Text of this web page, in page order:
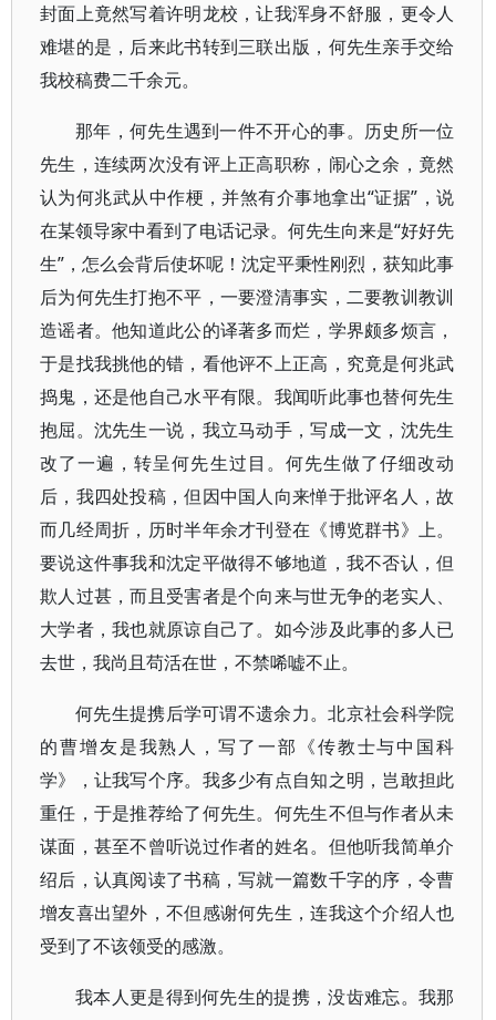
封面上竟然写着许明龙校，让我浑身不舒服，更令人
难堪的是，后来此书转到三联出版，何先生亲手交给
我校稿费二千余元。
那年，何先生遇到一件不开心的事。历史所一位
先生，连续两次没有评上正高职称，闹心之余，竟然
认为何兆武从中作梗，并煞有介事地拿出“证据”，说
在某领导家中看到了电话记录。何先生向来是“好好先
生”，怎么会背后使坏呢！沈定平秉性刚烈，获知此事
后为何先生打抱不平，一要澄清事实，二要教训教训
造谣者。他知道此公的译著多而烂，学界颇多烦言，
于是找我挑他的错，看他评不上正高，究竟是何兆武
捣鬼，还是他自己水平有限。我闻听此事也替何先生
抱屈。沈先生一说，我立马动手，写成一文，沈先生
改了一遍，转呈何先生过目。何先生做了仔细改动
后，我四处投稿，但因中国人向来惮于批评名人，故
而几经周折，历时半年余才刊登在《博览群书》上。
要说这件事我和沈定平做得不够地道，我不否认，但
欺人过甚，而且受害者是个向来与世无争的老实人、
大学者，我也就原谅自己了。如今涉及此事的多人已
去世，我尚且苟活在世，不禁唏嘘不止。
何先生提携后学可谓不遗余力。北京社会科学院
的曹增友是我熟人，写了一部《传教士与中国科
学》，让我写个序。我多少有点自知之明，岂敢担此
重任，于是推荐给了何先生。何先生不但与作者从未
谋面，甚至不曾听说过作者的姓名。但他听我简单介
绍后，认真阅读了书稿，写就一篇数千字的序，令曹
增友喜出望外，不但感谢何先生，连我这个介绍人也
受到了不该领受的感激。
我本人更是得到何先生的提携，没齿难忘。我那